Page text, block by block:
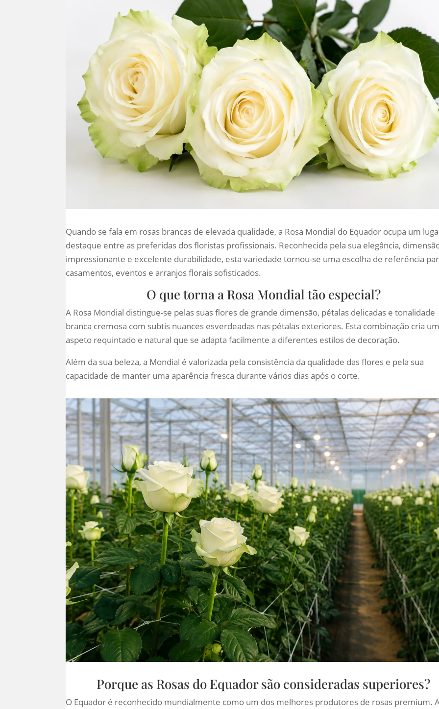
Quando se fala em rosas brancas de elevada qualidade, a Rosa Mondial do Equador ocupa um
destaque entre as preferidas dos floristas profissionais. Reconhecida pela sua elegância,
impressionante e excelente durabilidade, esta variedade tornou-se uma escolha de referência
casamentos, eventos e arranjos florais sofisticados.
O que torna a Rosa Mondial tão especial?
A Rosa Mondial distingue-se pelas suas flores de grande dimensão, pétalas delicadas e tonalidade
branca cremosa com subtis nuances esverdeadas nas pétalas exteriores. Esta combinação cria um
aspeto requintado e natural que se adapta facilmente a diferentes estilos de decoração.
Além da sua beleza, a Mondial é valorizada pela consistência da qualidade das flores e pela sua
capacidade de manter uma aparência fresca durante vários dias após o corte.
Porque as Rosas do Equador são consideradas superiores?
O Equador é reconhecido mundialmente como um dos melhores produtores de rosas premium.